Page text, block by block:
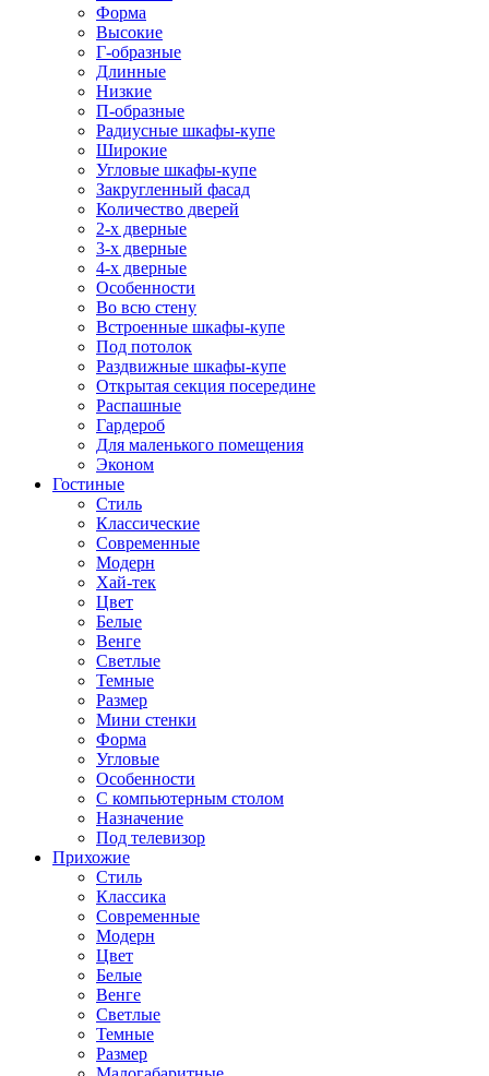
Форма
Высокие
Г-образные
Длинные
Низкие
П-образные
Радиусные шкафы-купе
Широкие
Угловые шкафы-купе
Закругленный фасад
Количество дверей
2-х дверные
3-х дверные
4-х дверные
Особенности
Во всю стену
Встроенные шкафы-купе
Под потолок
Раздвижные шкафы-купе
Открытая секция посередине
Распашные
Гардероб
Для маленького помещения
Эконом
Гостиные
Стиль
Классические
Современные
Модерн
Хай-тек
Цвет
Белые
Венге
Светлые
Темные
Размер
Мини стенки
Форма
Угловые
Особенности
С компьютерным столом
Назначение
Под телевизор
Прихожие
Стиль
Классика
Современные
Модерн
Цвет
Белые
Венге
Светлые
Темные
Размер